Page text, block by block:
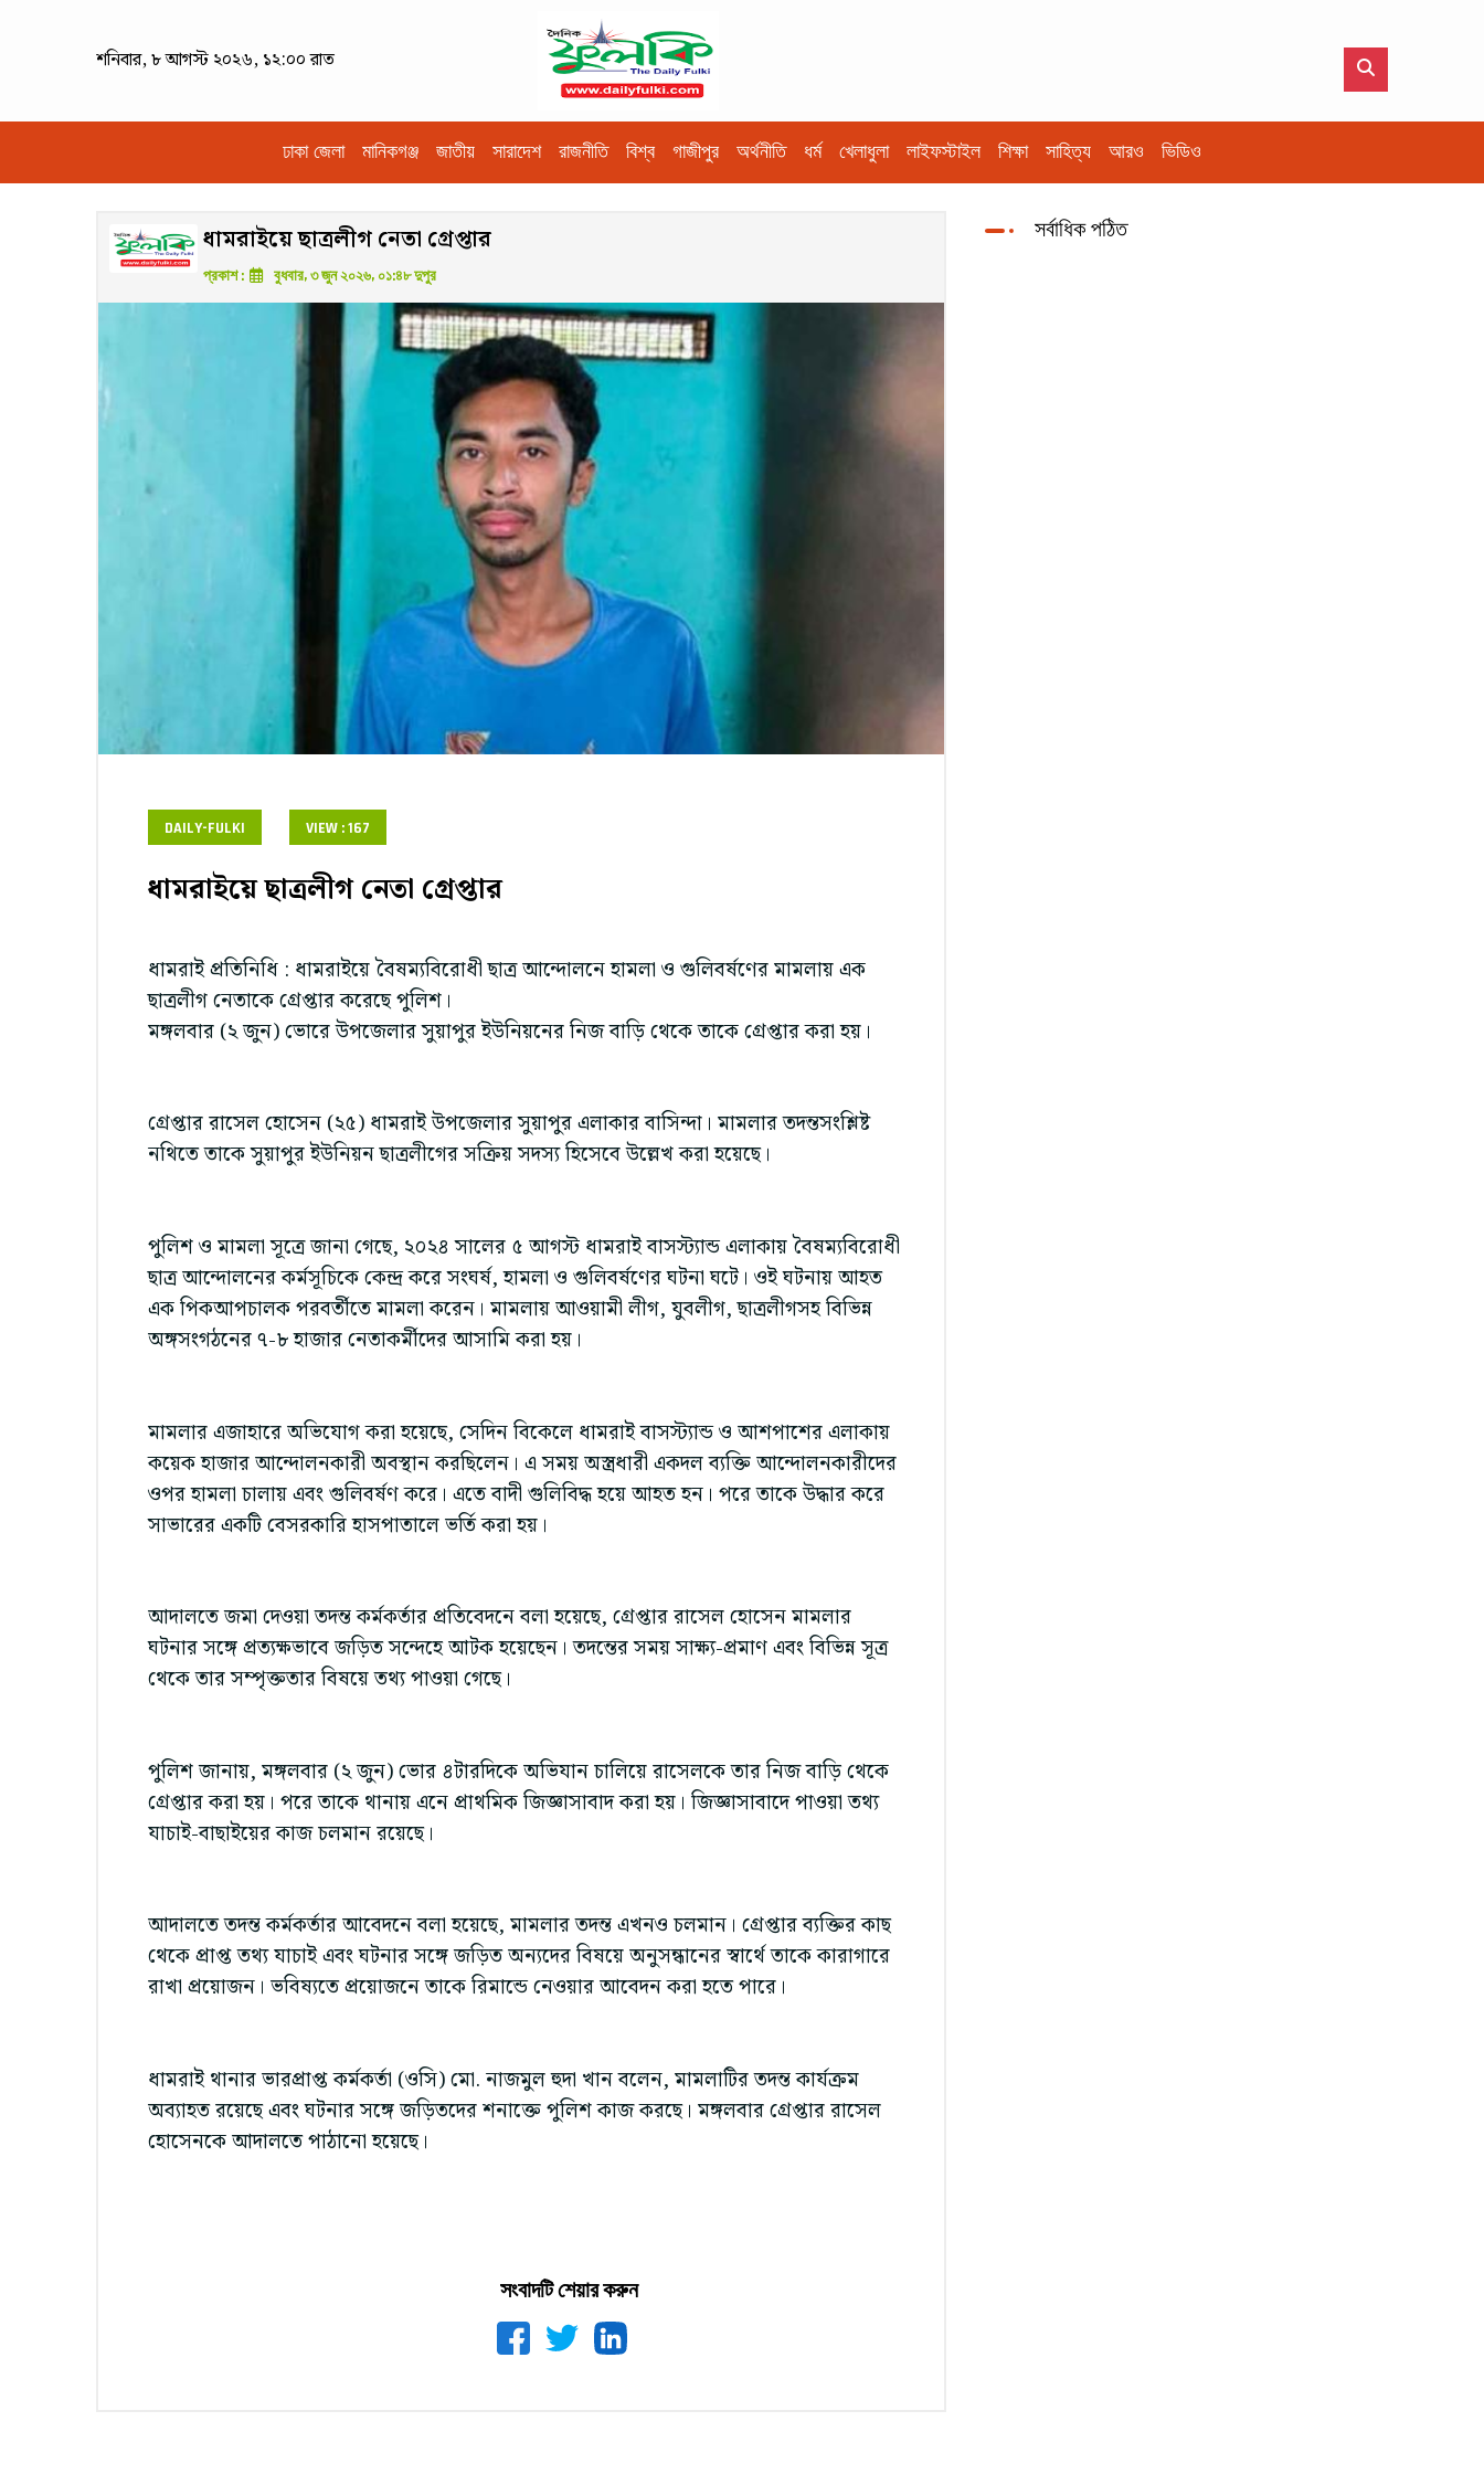
শনিবার, ৮ আগস্ট ২০২৬, ১২:০০ রাত
ঢাকা জেলা মানিকগঞ্জ জাতীয় সারাদেশ রাজনীতি বিশ্ব গাজীপুর অর্থনীতি ধর্ম খেলাধুলা লাইফস্টাইল শিক্ষা সাহিত্য আরও ভিডিও
ধামরাইয়ে ছাত্রলীগ নেতা গ্রেপ্তার
প্রকাশ : বুধবার, ৩ জুন ২০২৬, ০১:৪৮ দুপুর
DAILY-FULKI VIEW : 167
ধামরাইয়ে ছাত্রলীগ নেতা গ্রেপ্তার
ধামরাই প্রতিনিধি : ধামরাইয়ে বৈষম্যবিরোধী ছাত্র আন্দোলনে হামলা ও গুলিবর্ষণের মামলায় এক
ছাত্রলীগ নেতাকে গ্রেপ্তার করেছে পুলিশ।
মঙ্গলবার (২ জুন) ভোরে উপজেলার সুয়াপুর ইউনিয়নের নিজ বাড়ি থেকে তাকে গ্রেপ্তার করা হয়।
গ্রেপ্তার রাসেল হোসেন (২৫) ধামরাই উপজেলার সুয়াপুর এলাকার বাসিন্দা। মামলার তদন্তসংশ্লিষ্ট
নথিতে তাকে সুয়াপুর ইউনিয়ন ছাত্রলীগের সক্রিয় সদস্য হিসেবে উল্লেখ করা হয়েছে।
পুলিশ ও মামলা সূত্রে জানা গেছে, ২০২৪ সালের ৫ আগস্ট ধামরাই বাসস্ট্যান্ড এলাকায় বৈষম্যবিরোধী
ছাত্র আন্দোলনের কর্মসূচিকে কেন্দ্র করে সংঘর্ষ, হামলা ও গুলিবর্ষণের ঘটনা ঘটে। ওই ঘটনায় আহত
এক পিকআপচালক পরবর্তীতে মামলা করেন। মামলায় আওয়ামী লীগ, যুবলীগ, ছাত্রলীগসহ বিভিন্ন
অঙ্গসংগঠনের ৭-৮ হাজার নেতাকর্মীদের আসামি করা হয়।
মামলার এজাহারে অভিযোগ করা হয়েছে, সেদিন বিকেলে ধামরাই বাসস্ট্যান্ড ও আশপাশের এলাকায়
কয়েক হাজার আন্দোলনকারী অবস্থান করছিলেন। এ সময় অস্ত্রধারী একদল ব্যক্তি আন্দোলনকারীদের
ওপর হামলা চালায় এবং গুলিবর্ষণ করে। এতে বাদী গুলিবিদ্ধ হয়ে আহত হন। পরে তাকে উদ্ধার করে
সাভারের একটি বেসরকারি হাসপাতালে ভর্তি করা হয়।
আদালতে জমা দেওয়া তদন্ত কর্মকর্তার প্রতিবেদনে বলা হয়েছে, গ্রেপ্তার রাসেল হোসেন মামলার
ঘটনার সঙ্গে প্রত্যক্ষভাবে জড়িত সন্দেহে আটক হয়েছেন। তদন্তের সময় সাক্ষ্য-প্রমাণ এবং বিভিন্ন সূত্র
থেকে তার সম্পৃক্ততার বিষয়ে তথ্য পাওয়া গেছে।
পুলিশ জানায়, মঙ্গলবার (২ জুন) ভোর ৪টারদিকে অভিযান চালিয়ে রাসেলকে তার নিজ বাড়ি থেকে
গ্রেপ্তার করা হয়। পরে তাকে থানায় এনে প্রাথমিক জিজ্ঞাসাবাদ করা হয়। জিজ্ঞাসাবাদে পাওয়া তথ্য
যাচাই-বাছাইয়ের কাজ চলমান রয়েছে।
আদালতে তদন্ত কর্মকর্তার আবেদনে বলা হয়েছে, মামলার তদন্ত এখনও চলমান। গ্রেপ্তার ব্যক্তির কাছ
থেকে প্রাপ্ত তথ্য যাচাই এবং ঘটনার সঙ্গে জড়িত অন্যদের বিষয়ে অনুসন্ধানের স্বার্থে তাকে কারাগারে
রাখা প্রয়োজন। ভবিষ্যতে প্রয়োজনে তাকে রিমান্ডে নেওয়ার আবেদন করা হতে পারে।
ধামরাই থানার ভারপ্রাপ্ত কর্মকর্তা (ওসি) মো. নাজমুল হুদা খান বলেন, মামলাটির তদন্ত কার্যক্রম
অব্যাহত রয়েছে এবং ঘটনার সঙ্গে জড়িতদের শনাক্তে পুলিশ কাজ করছে। মঙ্গলবার গ্রেপ্তার রাসেল
হোসেনকে আদালতে পাঠানো হয়েছে।
সংবাদটি শেয়ার করুন
সর্বাধিক পঠিত